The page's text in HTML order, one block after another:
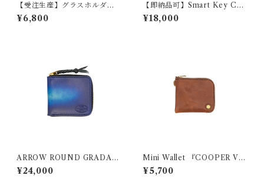
【受注生産】グラスホルダー
『LOOP』（グラデーショ
ン）
¥6,800
【即納品可】Smart Key Cas
e 『GROUND ANTIQUE』
¥18,000
ARROW ROUND GRADATI
ON
¥24,000
Mini Wallet 『COOPER Vin
tage』
¥5,700